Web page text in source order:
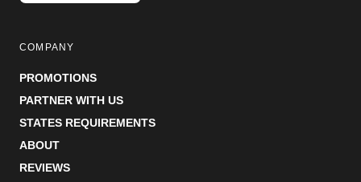
COMPANY
PROMOTIONS
PARTNER WITH US
STATES REQUIREMENTS
ABOUT
REVIEWS